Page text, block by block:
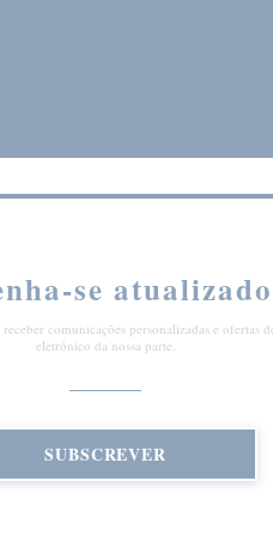
se atualizado
receber comunicações personalizadas e ofertas
eletrónico da nossa parte.
SUBSCREVER